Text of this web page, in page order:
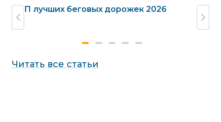
ТОП лучших беговых дорожек 2026
Читать все статьи